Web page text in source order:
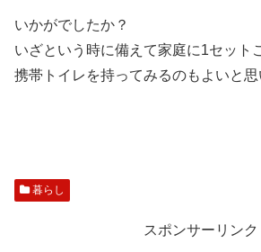
いかがでしたか？
いざという時に備えて家庭に1セット
携帯トイレを持ってみるのもよいと思
暮らし
スポンサーリンク